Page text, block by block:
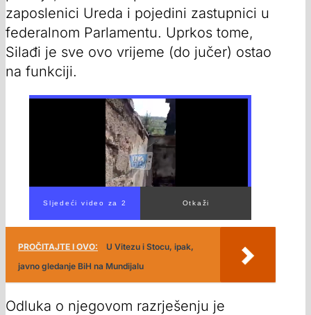
zaposlenici Ureda i pojedini zastupnici u
federalnom Parlamentu. Uprkos tome,
Silađi je sve ovo vrijeme (do jučer) ostao
na funkciji.
PROČITAJTE I OVO:
U Vitezu i Stocu, ipak,
javno gledanje BiH na Mundijalu
Odluka o njegovom razrješenju je